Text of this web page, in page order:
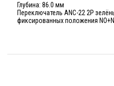
Глубина: 86.0 мм
Переключатель ANC-22 2P
фиксированных положения